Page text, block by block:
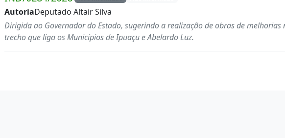
AutoriaDeputado Altair Silva
Dirigida ao Governador do Estado, sugerindo a realização de obras de melhorias
trecho que liga os Municípios de Ipuaçu e Abelardo Luz.